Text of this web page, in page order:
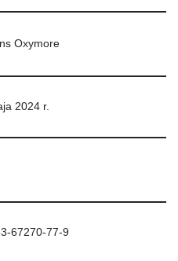
Oxymore
2024 r.
67270-77-9